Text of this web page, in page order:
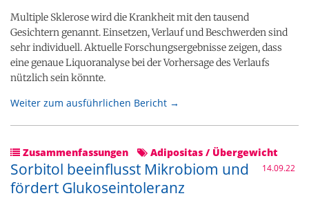
Multiple Sklerose wird die Krankheit mit den tausend
Gesichtern genannt. Einsetzen, Verlauf und Beschwerden sind
sehr individuell. Aktuelle Forschungsergebnisse zeigen, dass
eine genaue Liquoranalyse bei der Vorhersage des Verlaufs
nützlich sein könnte.
Weiter zum ausführlichen Bericht →
Zusammenfassungen Adipositas / Übergewicht
14.09.22
Sorbitol beeinflusst Mikrobiom und
fördert Glukoseintoleranz